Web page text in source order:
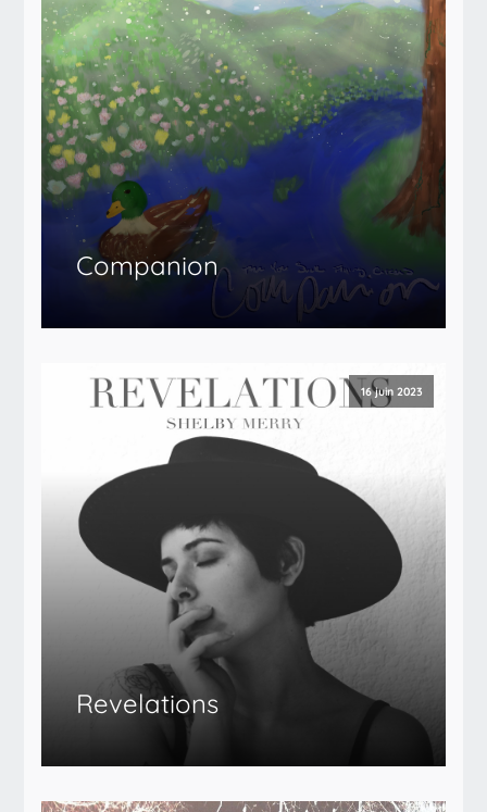
Companion
16 juin 2023
Revelations